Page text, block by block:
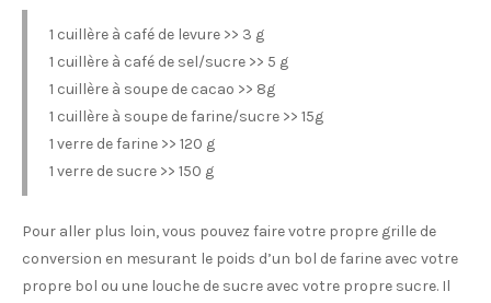
1 cuillère à café de levure >> 3 g
1 cuillère à café de sel/sucre >> 5 g
1 cuillère à soupe de cacao >> 8g
1 cuillère à soupe de farine/sucre >> 15g
1 verre de farine >> 120 g
1 verre de sucre >> 150 g
Pour aller plus loin, vous pouvez faire votre propre grille de
conversion en mesurant le poids d’un bol de farine avec votre
propre bol ou une louche de sucre avec votre propre sucre. Il